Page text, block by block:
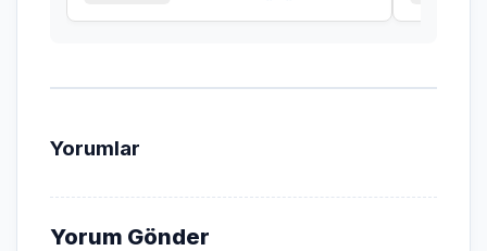
Yorumlar
Yorum Gönder